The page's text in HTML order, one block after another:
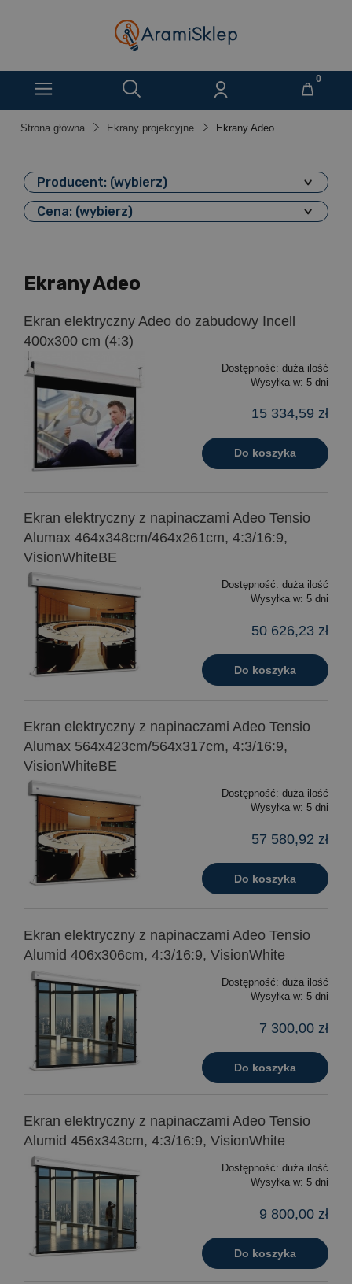
Strona główna Ekrany projekcyjne Ekrany Adeo
Producent: (wybierz)
Cena: (wybierz)
Ekrany Adeo
Ekran elektryczny Adeo do zabudowy Incell
400x300 cm (4:3)
Dostępność: duża ilość
Wysyłka w: 5 dni
15 334,59 zł
Do koszyka
Ekran elektryczny z napinaczami Adeo Tensio
Alumax 464x348cm/464x261cm, 4:3/16:9,
VisionWhiteBE
Dostępność: duża ilość
Wysyłka w: 5 dni
50 626,23 zł
Do koszyka
Ekran elektryczny z napinaczami Adeo Tensio
Alumax 564x423cm/564x317cm, 4:3/16:9,
VisionWhiteBE
Dostępność: duża ilość
Wysyłka w: 5 dni
57 580,92 zł
Do koszyka
Ekran elektryczny z napinaczami Adeo Tensio
Alumid 406x306cm, 4:3/16:9, VisionWhite
Dostępność: duża ilość
Wysyłka w: 5 dni
7 300,00 zł
Do koszyka
Ekran elektryczny z napinaczami Adeo Tensio
Alumid 456x343cm, 4:3/16:9, VisionWhite
Dostępność: duża ilość
Wysyłka w: 5 dni
9 800,00 zł
Do koszyka